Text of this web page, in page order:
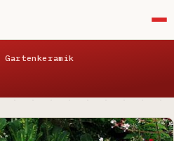
Gartenkeramik